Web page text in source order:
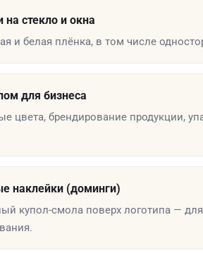
на стекло и окна
и белая плёнка, в том числе
для бизнеса
цвета, брендирование продукции,
наклейки (доминги)
купол-смола поверх логотипа —